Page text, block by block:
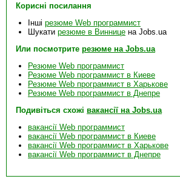
Корисні посилання
Інші резюме Web программист
Шукати резюме в Виннице на Jobs.ua
Или посмотрите резюме на Jobs.ua
Резюме Web программист
Резюме Web программист в Киеве
Резюме Web программист в Харькове
Резюме Web программист в Днепре
Подивіться схожі вакансії на Jobs.ua
вакансії Web программист
вакансії Web программист в Киеве
вакансії Web программист в Харькове
вакансії Web программист в Днепре